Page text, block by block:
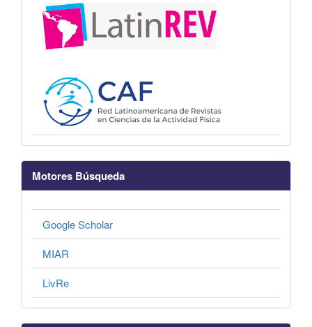
Motores Búsqueda
Google Scholar
MIAR
LivRe